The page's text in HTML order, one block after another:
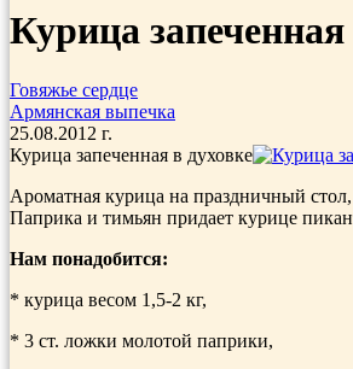
Курица запеченная
Говяжье сердце
Армянская выпечка
25.08.2012 г.
Курица запеченная в духовке
Ароматная курица на праздничный
Паприка и тимьян придает курице
Нам понадобится:
* курица весом 1,5-2 кг,
* 3 ст. ложки молотой паприки,